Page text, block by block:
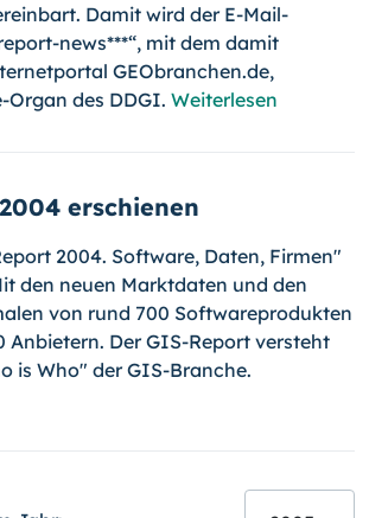
Damit wird der E-Mail-
news***“, mit dem damit
GEObranchen.de,
des DDGI. Weiterlesen
erschienen
2004. Software, Daten, Firmen"
den neuen Marktdaten und den
von rund 700 Softwareprodukten
Anbietern. Der GIS-Report versteht
is Who" der GIS-Branche.